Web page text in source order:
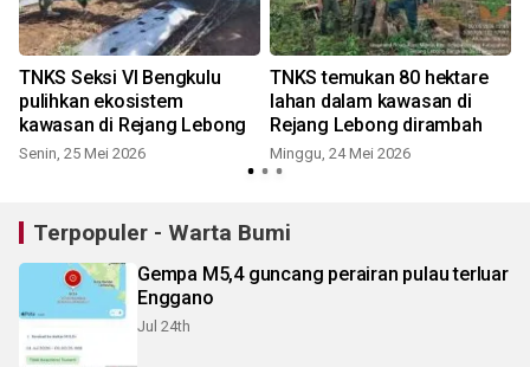
TNKS Seksi VI Bengkulu
pulihkan ekosistem
kawasan di Rejang Lebong
Senin, 25 Mei 2026
TNKS temukan 80 hektare
lahan dalam kawasan di
Rejang Lebong dirambah
Minggu, 24 Mei 2026
Terpopuler - Warta Bumi
Gempa M5,4 guncang perairan pulau terluar
Enggano
Jul 24th